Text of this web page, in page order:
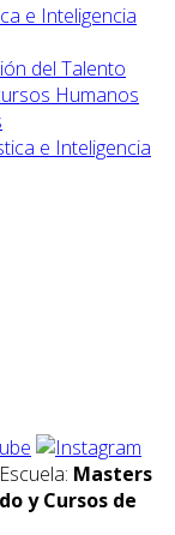
e Inteligencia
del Talento
Humanos
e Inteligencia
Masters
y Cursos de